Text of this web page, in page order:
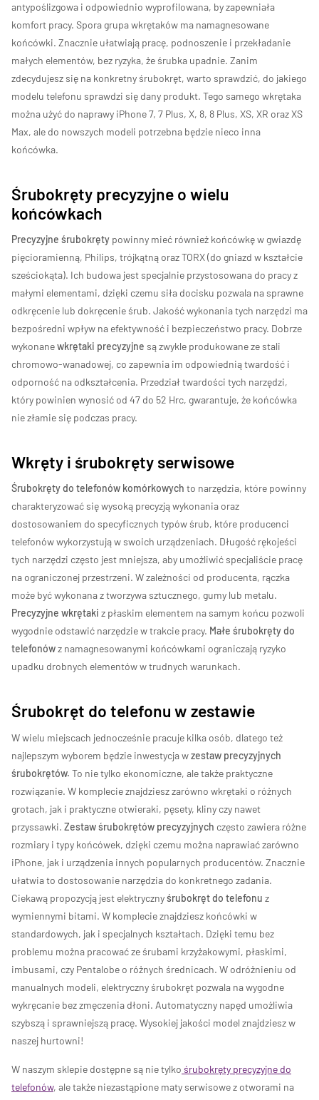
antypoślizgowa i odpowiednio wyprofilowana, by zapewniała
komfort pracy. Spora grupa wkrętaków ma namagnesowane
końcówki. Znacznie ułatwiają pracę, podnoszenie i przekładanie
małych elementów, bez ryzyka, że śrubka upadnie. Zanim
zdecydujesz się na konkretny śrubokręt, warto sprawdzić, do jakiego
modelu telefonu sprawdzi się dany produkt. Tego samego wkrętaka
można użyć do naprawy iPhone 7, 7 Plus, X, 8, 8 Plus, XS, XR oraz XS
Max, ale do nowszych modeli potrzebna będzie nieco inna
końcówka.
Śrubokręty precyzyjne o wielu
końcówkach
Precyzyjne śrubokręty powinny mieć również końcówkę w gwiazdę
pięcioramienną, Philips, trójkątną oraz TORX (do gniazd w kształcie
sześciokąta). Ich budowa jest specjalnie przystosowana do pracy z
małymi elementami, dzięki czemu siła docisku pozwala na sprawne
odkręcenie lub dokręcenie śrub. Jakość wykonania tych narzędzi ma
bezpośredni wpływ na efektywność i bezpieczeństwo pracy. Dobrze
wykonanewkrętaki precyzyjne są zwykle produkowane ze stali
chromowo-wanadowej, co zapewnia im odpowiednią twardość i
odporność na odkształcenia. Przedział twardości tych narzędzi,
który powinien wynosić od 47 do 52 Hrc, gwarantuje, że końcówka
nie złamie się podczas pracy.
Wkręty i śrubokręty serwisowe
Śrubokręty do telefonów komórkowych to narzędzia, które powinny
charakteryzować się wysoką precyzją wykonania oraz
dostosowaniem do specyficznych typów śrub, które producenci
telefonów wykorzystują w swoich urządzeniach. Długość rękojeści
tych narzędzi często jest mniejsza, aby umożliwić specjaliście pracę
na ograniczonej przestrzeni. W zależności od producenta, rączka
może być wykonana z tworzywa sztucznego, gumy lub metalu.
Precyzyjne wkrętaki z płaskim elementem na samym końcu pozwoli
wygodnie odstawić narzędzie w trakcie pracy. Małe śrubokręty do
telefonówz namagnesowanymi końcówkami ograniczają ryzyko
upadku drobnych elementów w trudnych warunkach.
Śrubokręt do telefonu w zestawie
W wielu miejscach jednocześnie pracuje kilka osób, dlatego też
najlepszym wyborem będzie inwestycja wzestaw precyzyjnych
śrubokrętów. To nie tylko ekonomiczne, ale także praktyczne
rozwiązanie. W komplecie znajdziesz zarówno wkrętaki o różnych
grotach, jak i praktyczne otwieraki, pęsety, kliny czy nawet
przyssawki. Zestaw śrubokrętów precyzyjnych często zawiera różne
rozmiary i typy końcówek, dzięki czemu można naprawiać zarówno
iPhone, jak i urządzenia innych popularnych producentów. Znacznie
ułatwia to dostosowanie narzędzia do konkretnego zadania.
Ciekawą propozycją jest elektrycznyśrubokręt do telefonu z
wymiennymi bitami. W komplecie znajdziesz końcówki w
standardowych, jak i specjalnych kształtach. Dzięki temu bez
problemu można pracować ze śrubami krzyżakowymi, płaskimi,
imbusami, czy Pentalobe o różnych średnicach. W odróżnieniu od
manualnych modeli, elektryczny śrubokręt pozwala na wygodne
wykręcanie bez zmęczenia dłoni. Automatyczny napęd umożliwia
szybszą i sprawniejszą pracę. Wysokiej jakości model znajdziesz w
naszej hurtowni!
W naszym sklepie dostępne są nie tylko śrubokręty precyzyjne do
telefonów, ale także niezastąpione maty serwisowe z otworami na